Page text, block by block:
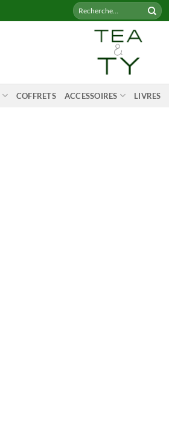
Recherche
pour :
COFFRETS ACCESSOIRES LIVRES